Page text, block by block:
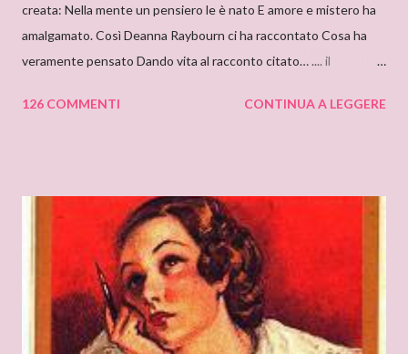
creata: Nella mente un pensiero le è nato E amore e mistero ha
amalgamato. Così Deanna Raybourn ci ha raccontato Cosa ha
veramente pensato Dando vita al racconto citato… .... il
RAYBOURN Ciao Deanna, posso solo iniziare dicendo che sono
molto affascinante, con un intreccio poderoso e
un’ambientazione suggestiva – una tenuta di campagna in
un’antica abbazia, niente meno! E mi ha ricordato i vecchi
romanzi gotici con così tanto mistero ed elementi
soprannaturali. Hi, Deanna, I can only start saying that I’m very
very proud to interview an author like you. I’ve just finished
126 COMMENTI CONTINUA A LEGGERE